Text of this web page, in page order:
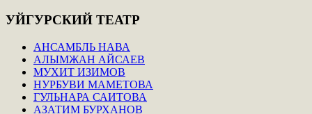
УЙГУРСКИЙ ТЕАТР
АНСАМБЛЬ НАВА
АЛЫМЖАН АЙСАЕВ
МУХИТ ИЗИМОВ
НУРБУВИ МАМЕТОВА
ГУЛЬНАРА САИТОВА
АЗАТИМ БУРХАНОВ